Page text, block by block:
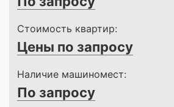
Стоимость квартир:
Цены по запросу
Наличие машиномест:
По запросу